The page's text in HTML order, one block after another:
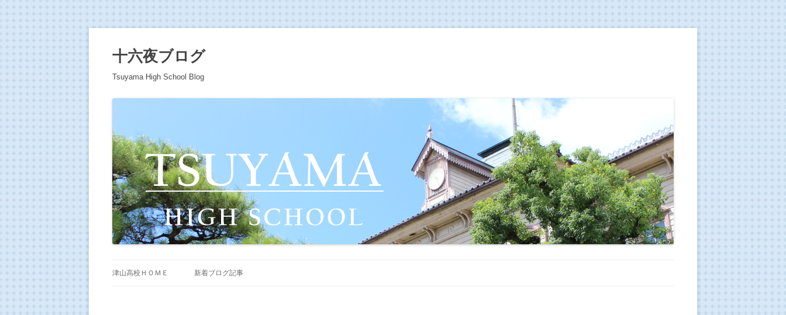
十六夜ブログ
Tsuyama High School Blog
津山高校ＨＯＭＥ 新着ブログ記事